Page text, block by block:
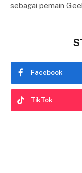
sebagai pemain
Facebook
TikTok